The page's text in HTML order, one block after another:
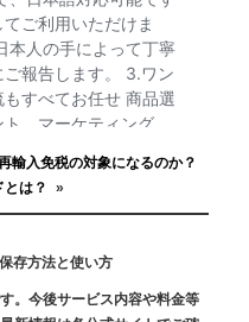
輸入免税の対象になるのか？
とは？ »
存方法と使い方
。今後サービス内容や料金等